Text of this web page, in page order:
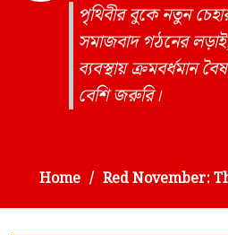
পৃথিবীর বুকে নতুন
সমাজবাদ গঠনের
ব্যবস্থায় ক্রমবর্ধমান
বেশি জরুরি।
Home Red November: